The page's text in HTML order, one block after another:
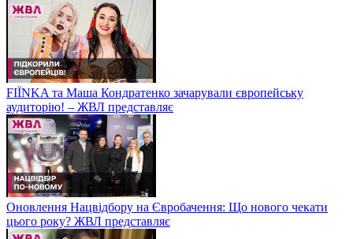
FIЇNKA та Маша Кондратенко зачарували європейську
аудиторію! – ЖВЛ представляє
Оновлення Нацвідбору на Євробачення: Що нового чекати
цього року? ЖВЛ представляє